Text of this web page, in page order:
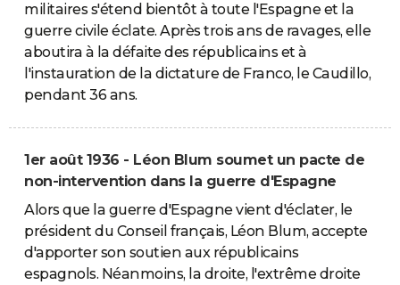
militaires s'étend bientôt à toute l'Espagne et la
guerre civile éclate. Après trois ans de ravages, elle
aboutira à la défaite des républicains et à
l'instauration de la dictature de Franco, le Caudillo,
pendant 36 ans.
1er août 1936 - Léon Blum soumet un pacte de
non-intervention dans la guerre d'Espagne
Alors que la guerre d'Espagne vient d'éclater, le
président du Conseil français, Léon Blum, accepte
d'apporter son soutien aux républicains
espagnols. Néanmoins, la droite, l'extrême droite